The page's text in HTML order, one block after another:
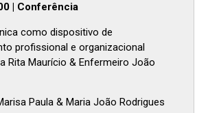
| Conferência
como dispositivo de
profissional e organizacional
Rita Maurício & Enfermeiro João
Paula & Maria João Rodrigues